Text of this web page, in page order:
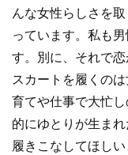
んな女性らしさを
っています。私も
す。別に、それで恋
スカートを履くの
育てや仕事で大忙
的にゆとりが生ま
履きこなしてほしい